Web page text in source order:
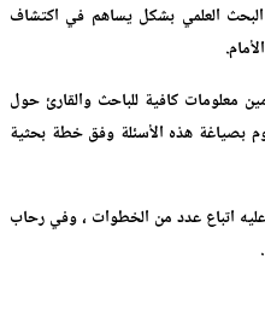
العلمي بشكل يساهم في اكتشاف
معلومات كافية للباحث والقارئ حول
بصياغة هذه الأسئلة وفق خطة بحثية
اتباع عدد من الخطوات ، وفي رحاب